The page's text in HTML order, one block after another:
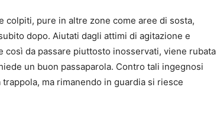
colpiti, pure in altre zone come aree di sosta,
dopo. Aiutati dagli attimi di agitazione e
così da passare piuttosto inosservati, viene rubata
un buon passaparola. Contro tali ingegnosi
ma rimanendo in guardia si riesce